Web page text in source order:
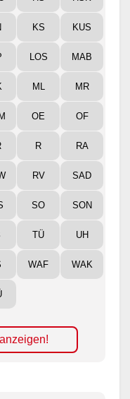
KS KUS
LOS MAB
ML MR
OE OF
R RA
RV SAD
SO SON
TÜ UH
WAF WAK